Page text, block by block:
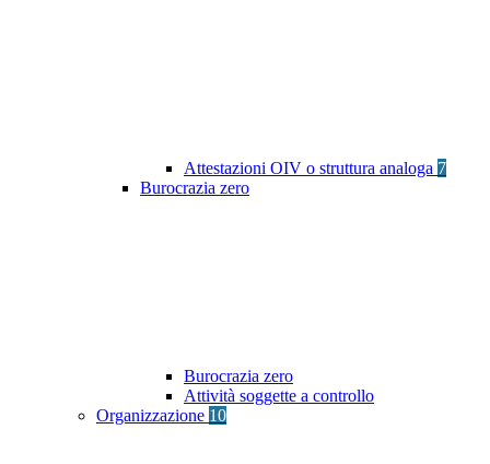
Attestazioni OIV o struttura analoga 7
Burocrazia zero
Burocrazia zero
Attività soggette a controllo
Organizzazione 10